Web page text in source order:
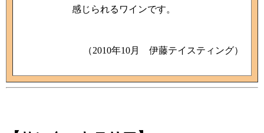
感じられるワインです。
（2010年10月 伊藤テイスティング）